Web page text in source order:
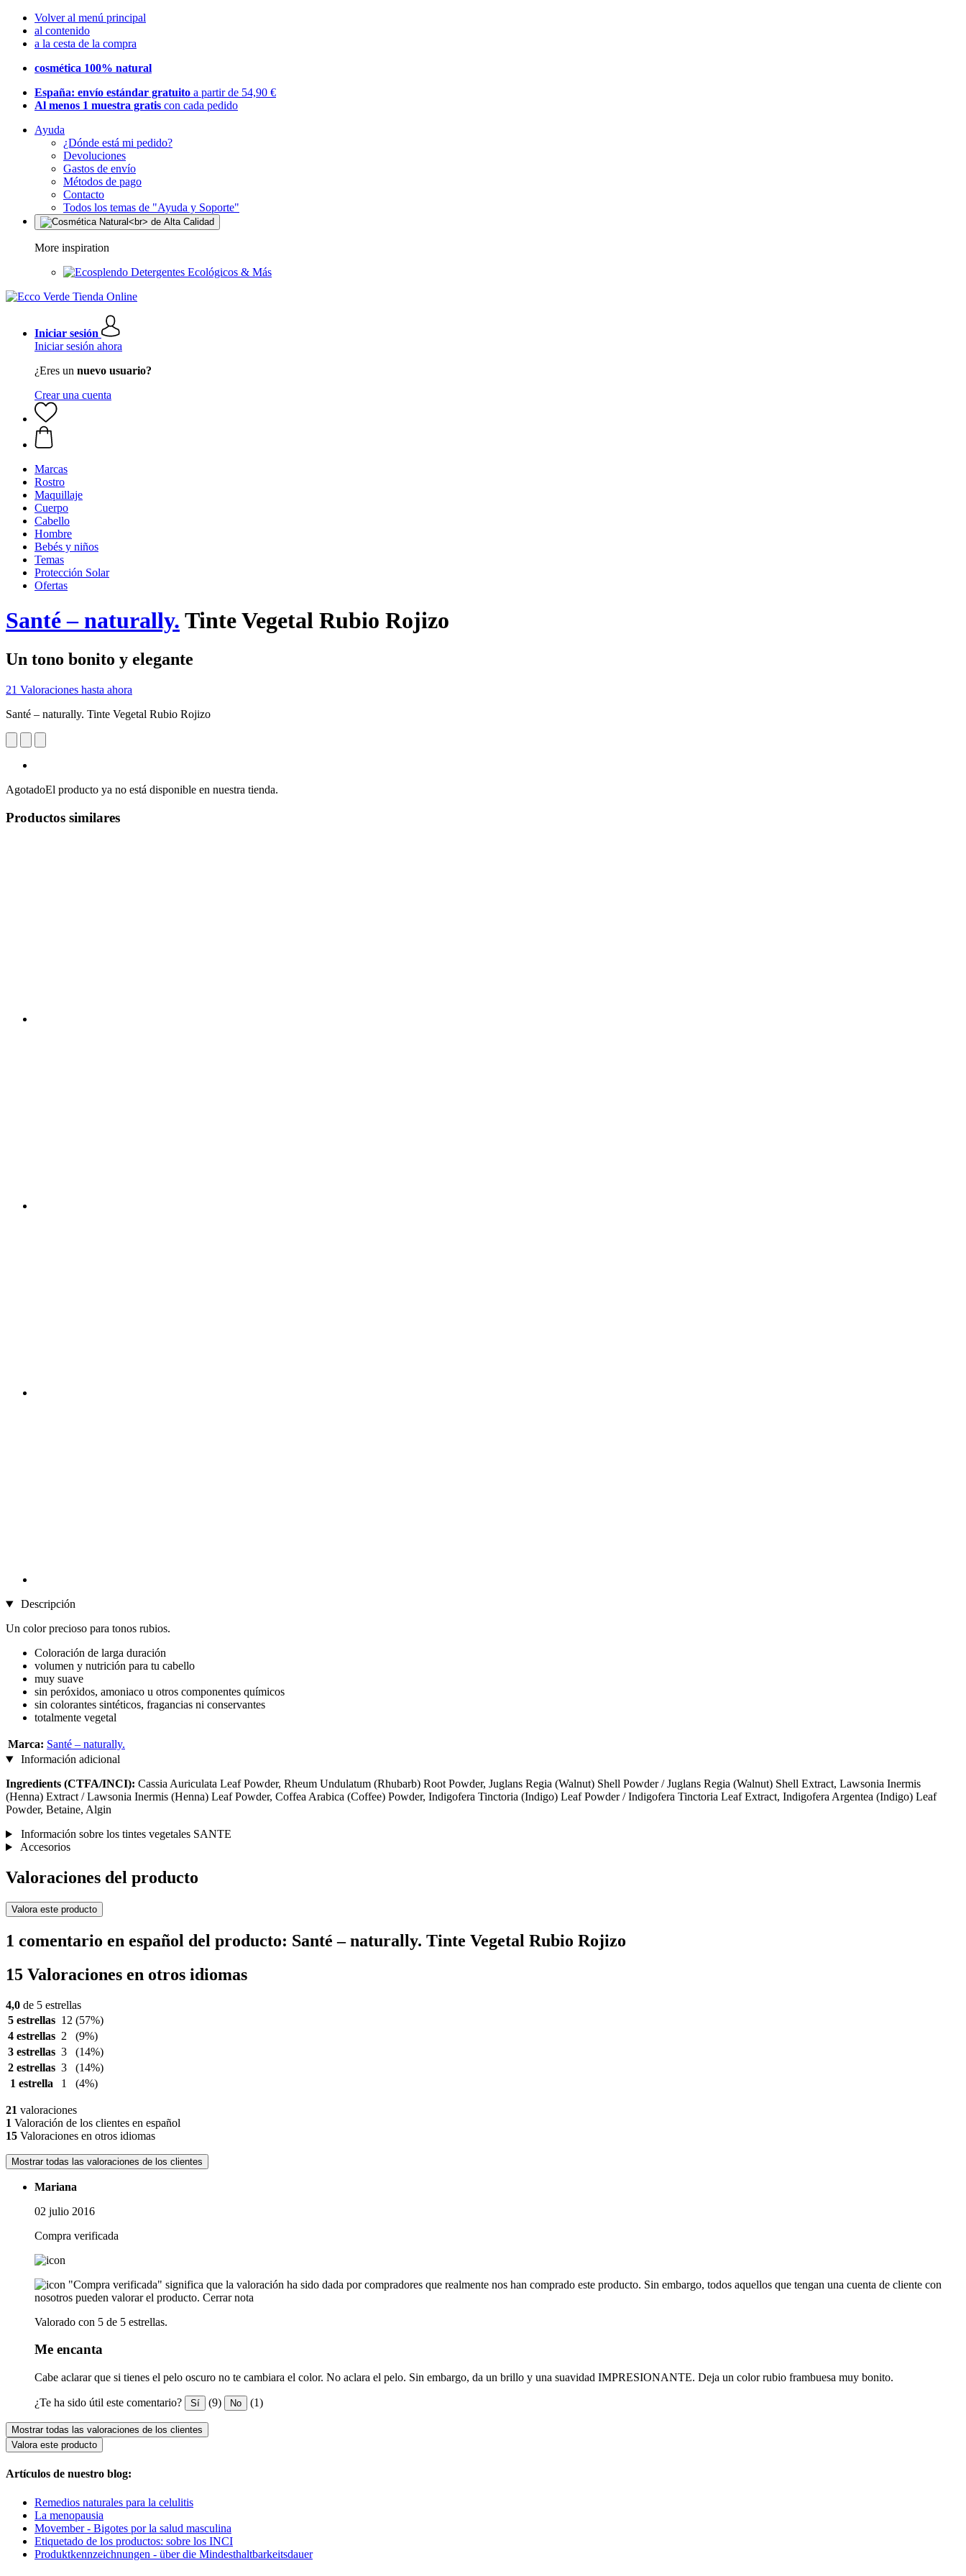
Volver al menú principal
al contenido
a la cesta de la compra
cosmética 100% natural
España: envío estándar gratuito a partir de 54,90 €
Al menos 1 muestra gratis con cada pedido
Ayuda
¿Dónde está mi pedido?
Devoluciones
Gastos de envío
Métodos de pago
Contacto
Todos los temas de "Ayuda y Soporte"
More inspiration
Detergentes Ecológicos & Más
Iniciar sesión
Iniciar sesión ahora
¿Eres un nuevo usuario?
Crear una cuenta
Marcas
Rostro
Maquillaje
Cuerpo
Cabello
Hombre
Bebés y niños
Temas
Protección Solar
Ofertas
Santé – naturally. Tinte Vegetal Rubio Rojizo
Un tono bonito y elegante
21 Valoraciones hasta ahora
Santé – naturally. Tinte Vegetal Rubio Rojizo
AgotadoEl producto ya no está disponible en nuestra tienda.
Productos similares
Descripción
Un color precioso para tonos rubios.
Coloración de larga duración
volumen y nutrición para tu cabello
muy suave
sin peróxidos, amoniaco u otros componentes químicos
sin colorantes sintéticos, fragancias ni conservantes
totalmente vegetal
Marca: Santé – naturally.
Información adicional
Ingredients (CTFA/INCI): Cassia Auriculata Leaf Powder, Rheum Undulatum (Rhubarb) Root Powder, Juglans Regia (Walnut) Shell Powder / Juglans Regia (Walnut) Shell Extract, Lawsonia Inermis
(Henna) Extract / Lawsonia Inermis (Henna) Leaf Powder, Coffea Arabica (Coffee) Powder, Indigofera Tinctoria (Indigo) Leaf Powder / Indigofera Tinctoria Leaf Extract, Indigofera Argentea (Indigo) Leaf
Powder, Betaine, Algin
Información sobre los tintes vegetales SANTE
Accesorios
Valoraciones del producto
Valora este producto
1 comentario en español del producto: Santé – naturally. Tinte Vegetal Rubio Rojizo
15 Valoraciones en otros idiomas
4,0 de 5 estrellas
5 estrellas 12 (57%)
4 estrellas 2
(9%)
3 estrellas 3
(14%)
2 estrellas 3
(14%)
1 estrella
1 (4%)
21 valoraciones
1 Valoración de los clientes en español
15 Valoraciones en otros idiomas
Mostrar todas las valoraciones de los clientes
Mariana
02 julio 2016
Compra verificada
"Compra verificada" significa que la valoración ha sido dada por compradores que realmente nos han comprado este producto. Sin embargo, todos aquellos que tengan una cuenta de cliente con
nosotros pueden valorar el producto. Cerrar nota
Valorado con 5 de 5 estrellas.
Me encanta
Cabe aclarar que si tienes el pelo oscuro no te cambiara el color. No aclara el pelo. Sin embargo, da un brillo y una suavidad IMPRESIONANTE. Deja un color rubio frambuesa muy bonito.
¿Te ha sido útil este comentario? Sí (9) No (1)
Mostrar todas las valoraciones de los clientes
Valora este producto
Artículos de nuestro blog:
Remedios naturales para la celulitis
La menopausia
Movember - Bigotes por la salud masculina
Etiquetado de los productos: sobre los INCI
Produktkennzeichnungen - über die Mindesthaltbarkeitsdauer